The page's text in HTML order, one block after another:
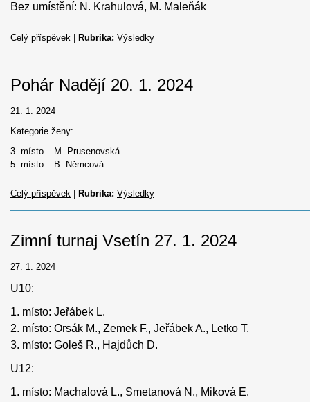
Bez umístění: N. Krahulová, M. Maleňák
Celý příspěvek Rubrika: Výsledky
Pohár Nadějí 20. 1. 2024
21. 1. 2024
Kategorie ženy:
3. místo – M. Prusenovská
5. místo – B. Němcová
Celý příspěvek Rubrika: Výsledky
Zimní turnaj Vsetín 27. 1. 2024
27. 1. 2024
U10:
1. místo: Jeřábek L.
2. místo: Orsák M., Zemek F., Jeřábek A., Letko T.
3. místo: Goleš R., Hajdůch D.
U12:
1. místo: Machalová L., Smetanová N., Miková E.